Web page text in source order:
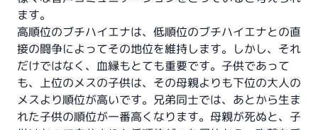
ます。
高順位のブチハイエナは、低順位のブチハイエナとの直
接の闘争によってその地位を維持します。しかし、それ
だけではなく、血縁もとても重要です。子供であって
も、上位のメスの子供は、その母親よりも下位の大人の
メスより順位が高いです。兄弟同士では、あとから生ま
れた子供の順位が一番高くなります。母親が死ぬと、子